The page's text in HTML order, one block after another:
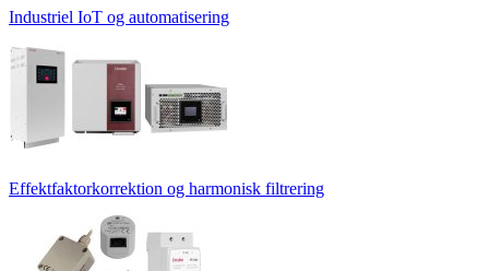
Industriel IoT og automatisering
Effektfaktorkorrektion og harmonisk filtrering